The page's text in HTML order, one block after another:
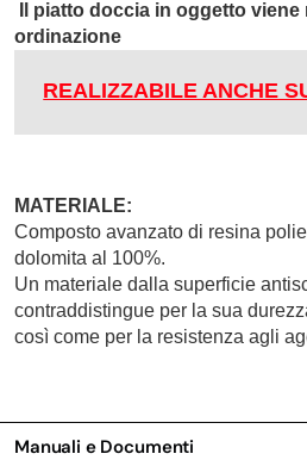
Il piatto doccia in oggetto viene
ordinazione
REALIZZABILE ANCHE
MATERIALE:
Composto avanzato di resina
dolomita al 100%.
Un materiale dalla superficie
contraddistingue per la sua
così come per la resistenza agli
Manuali e Documenti